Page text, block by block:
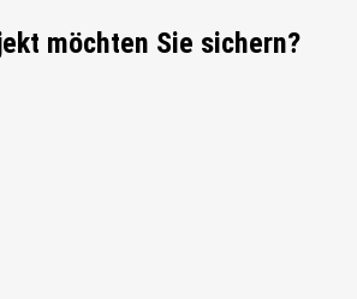
möchten Sie sichern?